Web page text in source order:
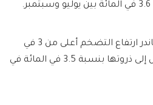
يرى خبراء الاقتصاد في سانتاندر ارتفاع التضخم أعلى من 3 في
المائة في أبريل ، قبل أن يصل إلى ذروتها بنسبة 3.5 في المائة في